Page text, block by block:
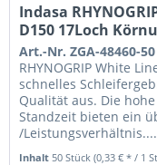
Indasa
D150 17Loch
Art.-Nr. ZGA-48460-50
RHYNOGRIP White
schnelles
Qualität aus. Die
Standzeit bieten ein
/Leistungsverhältnis....
Inhalt 50 Stück(0,33 € * / 1